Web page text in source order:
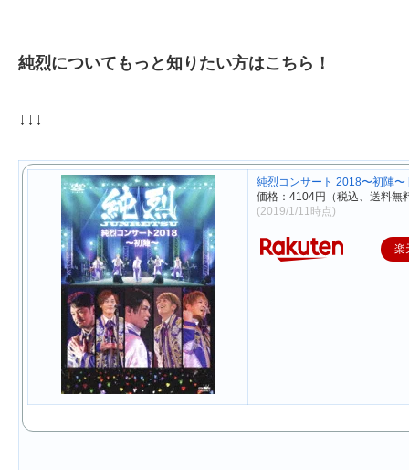
純烈についてもっと知りたい方はこちら！
↓↓↓
純烈コンサート 2018〜初陣〜
価格：4104円（税込、送料無
(2019/1/11時点)
楽